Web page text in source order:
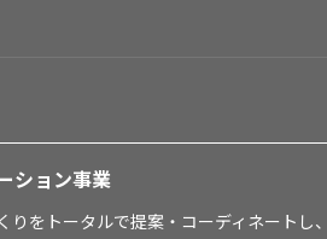
ション事業
りをトータルで提案・コーディネート